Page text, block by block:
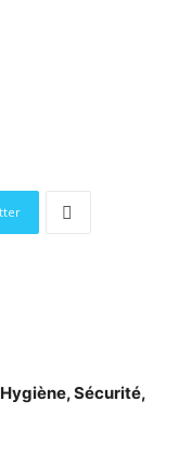
Sécurité,